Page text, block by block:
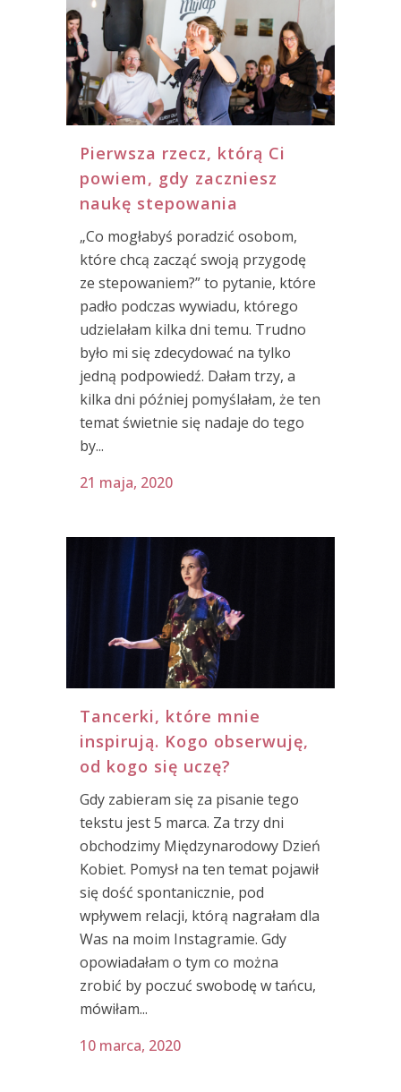
Pierwsza rzecz, którą Ci
powiem, gdy zaczniesz
naukę stepowania
„Co mogłabyś poradzić osobom,
które chcą zacząć swoją przygodę
ze stepowaniem?” to pytanie, które
padło podczas wywiadu, którego
udzielałam kilka dni temu. Trudno
było mi się zdecydować na tylko
jedną podpowiedź. Dałam trzy, a
kilka dni później pomyślałam, że ten
temat świetnie się nadaje do tego
by...
21 maja, 2020
Tancerki, które mnie
inspirują. Kogo obserwuję,
od kogo się uczę?
Gdy zabieram się za pisanie tego
tekstu jest 5 marca. Za trzy dni
obchodzimy Międzynarodowy Dzień
Kobiet. Pomysł na ten temat pojawił
się dość spontanicznie, pod
wpływem relacji, którą nagrałam dla
Was na moim Instagramie. Gdy
opowiadałam o tym co można
zrobić by poczuć swobodę w tańcu,
mówiłam...
10 marca, 2020